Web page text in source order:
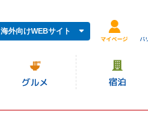
海外向けWEBサイト